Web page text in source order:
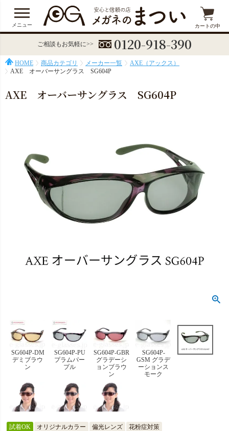
メニュー カートの中
ご相談もお気軽に>> 0120-918-390
HOME 商品カテゴリ メーカー一覧
AXE（アックス）
AXE オーバーサングラス SG604P
AXE オーバーサングラス SG604P
SG604P-DM
デミブラウ
ン
SG604P-PU
プラムパー
プル
SG604P-GBR
グラデーシ
ョンブラウ
ン
SG604P-
GSM グラデ
ーションス
モーク
試着OK オリジナルカラー 偏光レンズ 花粉症対策